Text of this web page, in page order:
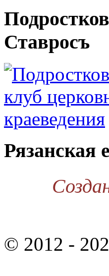
Ставросъ
Рязанская
© 2012 -